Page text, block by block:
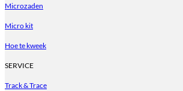
kan
gekozen
worden
op
productpagina
Microzaden
Micro kit
Hoe te kweek
SERVICE
Track & Trace